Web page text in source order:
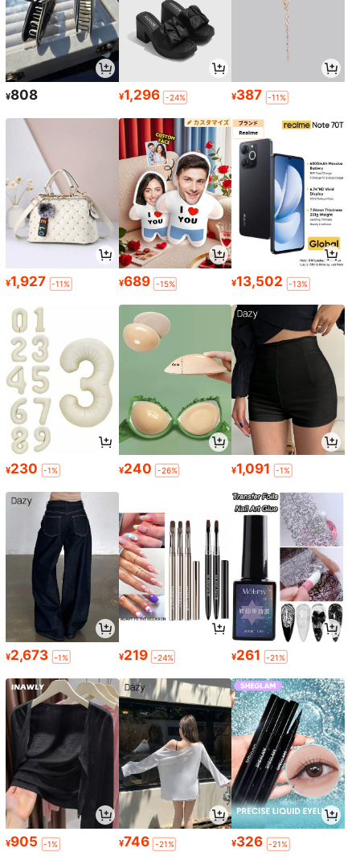
¥808 ¥1,296 -24% ¥387 -11%
¥1,927 -11% ¥689 -15% ¥13,502 -13%
¥230 -1% ¥240 -26% ¥1,091 -1%
¥2,673 -1% ¥219 -24% ¥261 -21%
¥905 -1% ¥746 -21% ¥326 -21%